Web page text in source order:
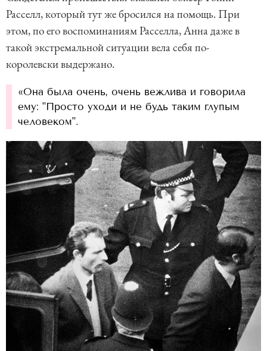
Расселл, который тут же бросился на помощь. При
этом, по его воспоминаниям Расселла, Анна даже в
такой экстремальной ситуации вела себя по-
королевски выдержано.
«Она была очень, очень вежлива и говорила
ему: "Просто уходи и не будь таким глупым
человеком".